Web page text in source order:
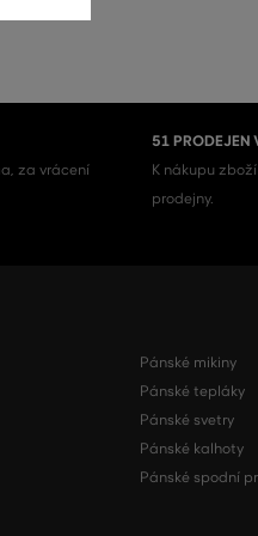
za vrácení
51 PRODEJEN
K nákupu
prodejny.
Pánské mikiny
Pánské tepláky
Pánské svetry
Pánské kalhoty
Pánské spodní